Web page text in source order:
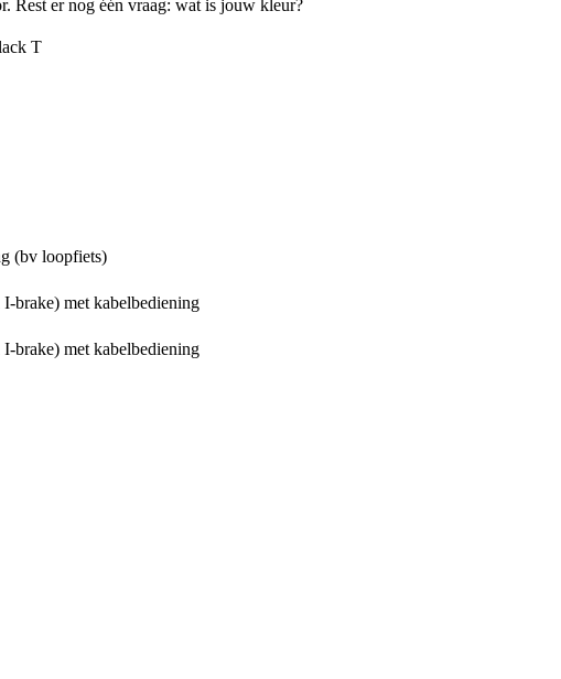
Rest er nog één vraag: wat is jouw kleur?
T
(bv loopfiets)
brake) met kabelbediening
brake) met kabelbediening